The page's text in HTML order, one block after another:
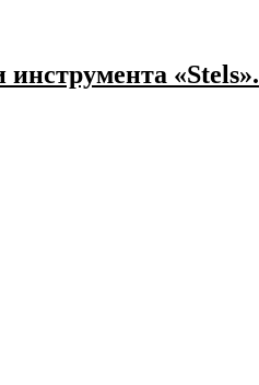
инструмента «Stels».